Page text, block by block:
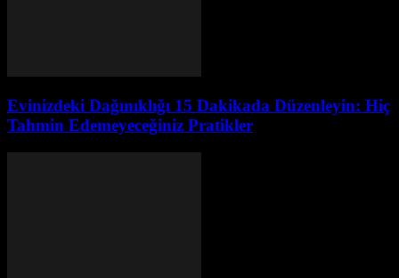
Evinizdeki Dağınıklığı 15 Dakikada Düzenleyin: Hiç
Tahmin Edemeyeceğiniz Pratikler